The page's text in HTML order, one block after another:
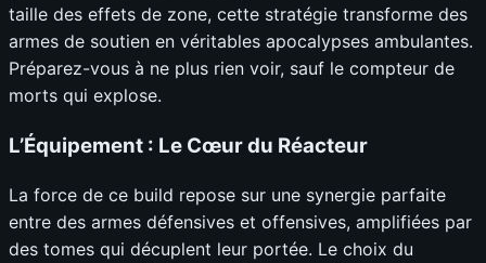
taille des effets de zone, cette stratégie transforme des
armes de soutien en véritables apocalypses ambulantes.
Préparez-vous à ne plus rien voir, sauf le compteur de
morts qui explose.
L’Équipement : Le Cœur du Réacteur
La force de ce build repose sur une synergie parfaite
entre des armes défensives et offensives, amplifiées par
des tomes qui décuplent leur portée. Le choix du